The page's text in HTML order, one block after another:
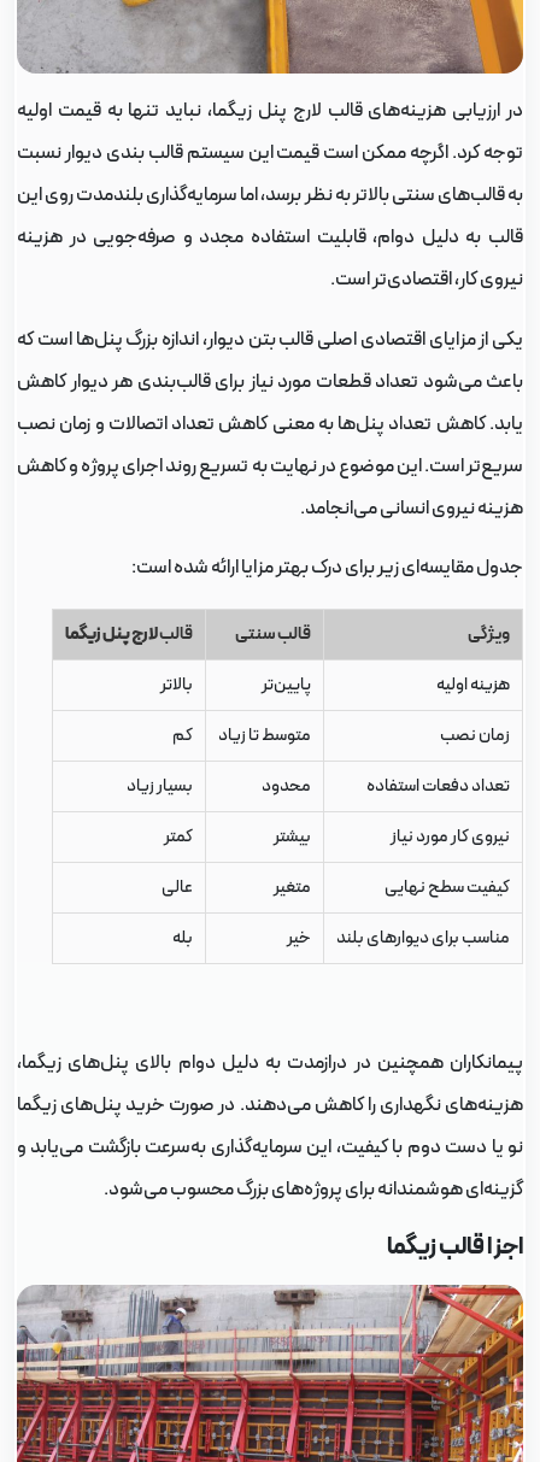
ارزیابی هزینه‌های قالب لارج پنل زیگما، نباید تنها به قیمت اولیه
کرد. اگرچه ممکن است قیمت این سیستم قالب بندی دیوار نسبت
قالب‌های سنتی بالاتر به نظر برسد، اما سرمایه‌گذاری بلندمدت روی این
به دلیل دوام، قابلیت استفاده مجدد و صرفه‌جویی در هزینه
کار، اقتصادی‌تر است.
از مزایای اقتصادی اصلی قالب بتن دیوار، اندازه بزرگ پنل‌ها است که
می‌شود تعداد قطعات مورد نیاز برای قالب‌بندی هر دیوار کاهش
کاهش تعداد پنل‌ها به معنی کاهش تعداد اتصالات و زمان نصب
است. این موضوع در نهایت به تسریع روند اجرای پروژه و کاهش
نیروی انسانی می‌انجامد.
مقایسه‌ای زیر برای درک بهتر مزایا ارائه شده است:
ویژگی قالب سنتی قالبلارج پنل زیگما
هزینه اولیه
پایین‌تر
بالاتر
زمان نصب
متوسط تا زیاد
تعداد دفعات استفاده
محدود
بسیار زیاد
نیروی کار مورد نیاز
بیشتر
کمتر
کیفیت سطح نهایی
متغیر
عالی
مناسب برای دیوارهای بلند
همچنین در درازمدت به دلیل دوام بالای پنل‌های زیگما،
نگهداری را کاهش می‌دهند. در صورت خرید پنل‌های زیگما
یا دست دوم با کیفیت، این سرمایه‌گذاری به‌سرعت بازگشت می‌یابد و
هوشمندانه برای پروژه‌های بزرگ محسوب می‌شود.
قالب زیگما